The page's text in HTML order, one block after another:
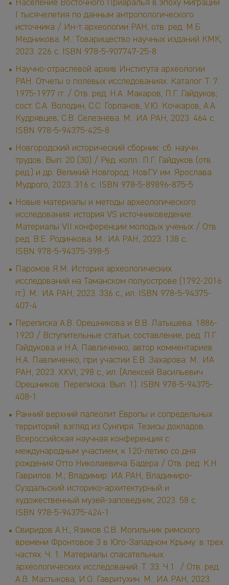
Население Восточного Приаралья в эпоху миграций
I тысячелетия по данным антропологического
источника / Ин-т археологии РАН; отв. ред. М.Б.
Медникова. М.: Товарищество научных изданий КМК,
2023. 226 с. ISBN 978-5-907747-25-8
Научно-отраслевой архив Института археологии
РАН. Отчеты о полевых исследованиях. Каталог. Т. 7.
1975-1977 гг. / Отв. ред. Н.А. Макаров, П.Г. Гайдуков;
сост. С.А. Володин, С.С. Горланов, У.Ю. Кочкаров, А.А.
Кудрявцев, С.В. Селезнёва. М.: ИА РАН, 2023. 464 с.
ISBN 978-5-94375-425-8
Новгородский исторический сборник: сб. научн.
трудов. Вып. 20 (30) / Ред. колл.: П.Г. Гайдуков (отв.
ред.) и др. Великий Новгород: НовГУ им. Ярослава
Мудрого, 2023. 316 с. ISBN 978-5-89896-875-5
Новые материалы и методы археологического
исследования: история VS источниковедение.
Материалы VII конференции молодых ученых / Отв.
ред. В.Е. Родинкова. М.: ИА РАН, 2023. 138 с.
ISBN 978-5-94375-398-5
Паромов Я.М. История археологических
исследований на Таманском полуострове (1792-2016
гг.). М.: ИА РАН, 2023. 336 с., ил. ISBN 978-5-94375-
407-4
Переписка А.В. Орешникова и В.В. Латышева. 1886-
1920 / Вступительные статьи, составление, ред. П.Г.
Гайдукова и Н.А. Павличенко; автор комментариев
Н.А. Павличенко, при участии Е.В. Захарова. М.: ИА
РАН, 2023. XXVI, 298 с., ил. (Алексей Васильевич
Орешников. Переписка. Вып. 1). ISBN 978-5-94375-
408-1
Ранний верхний палеолит Европы и сопредельных
территорий: взгляд из Сунгиря. Тезисы докладов.
Всероссийская научная конференция с
международным участием, к 120-летию со дня
рождения Отто Николаевича Бадера / Отв. ред. К.Н.
Гаврилов. М.; Владимир: ИА РАН, Владимиро-
Суздальский историко-архитектурный и
художественный музей-заповедник, 2023. 58 с.
ISBN 978-5-94375-424-1
Свиридов А.Н., Язиков С.В. Могильник римского
времени Фронтовое 3 в Юго-Западном Крыму: в трех
частях. Ч. 1. Материалы спасательных
археологических исследований. Т. 33. Ч.1 / Отв. ред.
А.В. Мастыкова, И.О. Гавритухин. М.: ИА РАН, 2023.